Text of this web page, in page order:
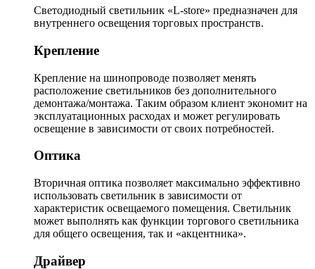
Светодиодный светильник «L-store» предназначен для
внутреннего освещения торговых пространств.
Крепление
Крепление на шинопроводе позволяет менять
расположение светильников без дополнительного
демонтажа/монтажа. Таким образом клиент экономит на
эксплуатационных расходах и может регулировать
освещение в зависимости от своих потребностей.
Оптика
Вторичная оптика позволяет максимально эффективно
использовать светильник в зависимости от
характеристик освещаемого помещения. Светильник
может выполнять как функции торгового светильника
для общего освещения, так и «акцентника».
Драйвер